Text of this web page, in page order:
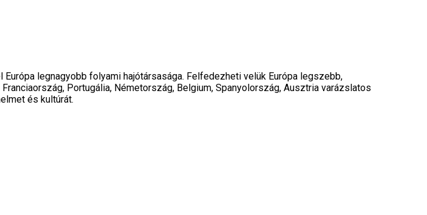
legnagyobb folyami hajótársasága. Felfedezheti velük Európa legszebb,
Portugália, Németország, Belgium, Spanyolország, Ausztria varázslatos
és kultúrát.